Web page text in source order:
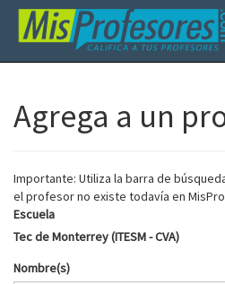
Agrega a un
Importante: Utiliza la barra de
el profesor no existe todavía en
Escuela
Tec de Monterrey (ITESM - CVA)
Nombre(s)